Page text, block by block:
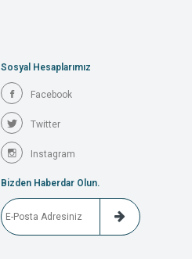
Sosyal Hesaplarımız
Facebook
Twitter
Instagram
Bizden Haberdar Olun.